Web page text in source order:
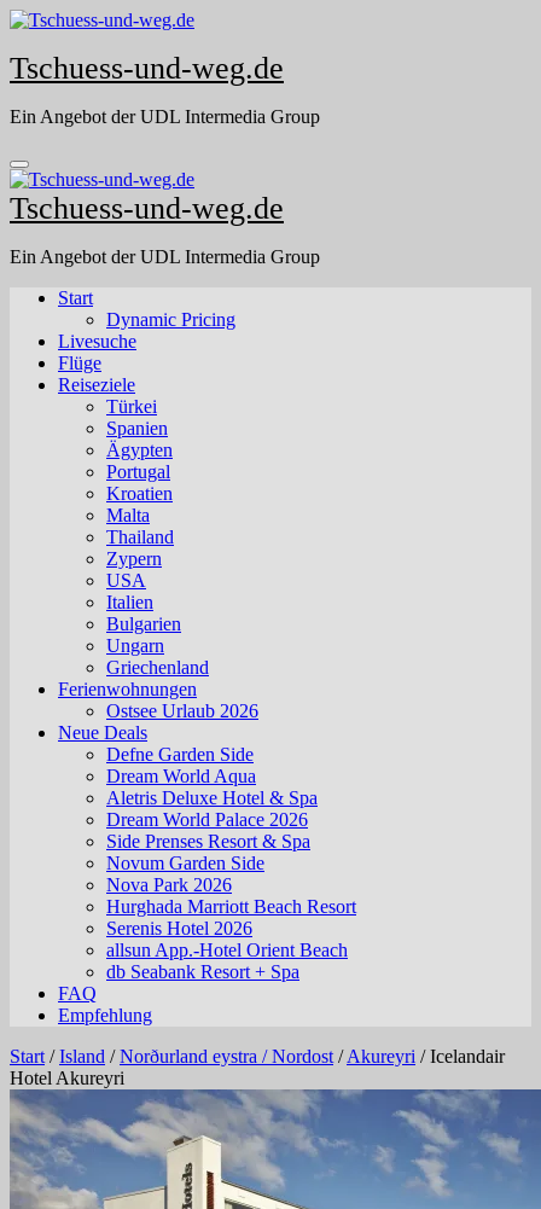
Skip
content
Tschuess-und-weg.de
Ein Angebot der UDL Intermedia Group
Tschuess-und-weg.de
Ein Angebot der UDL Intermedia Group
Start
Dynamic Pricing
Livesuche
Flüge
Reiseziele
Türkei
Spanien
Ägypten
Portugal
Kroatien
Malta
Thailand
Zypern
USA
Italien
Bulgarien
Ungarn
Griechenland
Ferienwohnungen
Ostsee Urlaub 2026
Neue Deals
Defne Garden Side
Dream World Aqua
Aletris Deluxe Hotel & Spa
Dream World Palace 2026
Side Prenses Resort & Spa
Novum Garden Side
Nova Park 2026
Hurghada Marriott Beach Resort
Serenis Hotel 2026
allsun App.-Hotel Orient Beach
db Seabank Resort + Spa
FAQ
Empfehlung
Start /Island /Norðurland eystra / Nordost /Akureyri /Icelandair
Hotel Akureyri